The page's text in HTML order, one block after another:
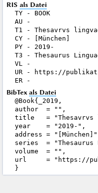
RIS als Datei
TY - BOOK
AU -
T1 - Thesavrvs
CY - [München]
PY - 2019-
T3 - Thesaurus
VL -
UR - https://
BibTex als Datei
@Book{_2019,
author  = "",
title   = "Thesavrvs
year    = "2019-",
address =
series  = "Thesaurus
volume  = "",
url     = "https://